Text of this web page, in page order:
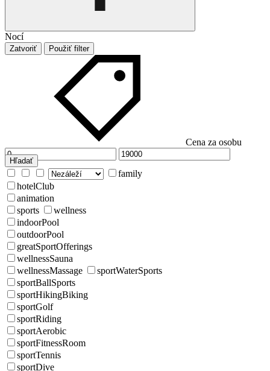
Nocí
Zatvoriť Použiť filter
Cena za osobu
Hľadať
family
hotelClub
animation
sports
wellness
indoorPool
outdoorPool
greatSportOfferings
wellnessSauna
wellnessMassage
sportWaterSports
sportBallSports
sportHikingBiking
sportGolf
sportRiding
sportAerobic
sportFitnessRoom
sportTennis
sportDive